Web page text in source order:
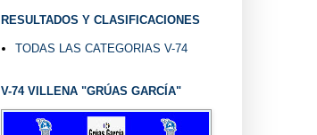
RESULTADOS Y CLASIFICACIONES
TODAS LAS CATEGORIAS V-74
V-74 VILLENA "GRÚAS GARCÍA"